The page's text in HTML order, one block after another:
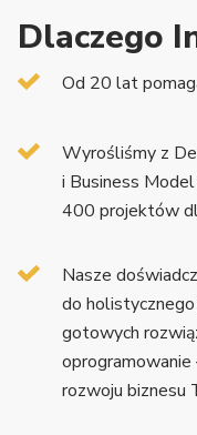
Dlaczego
Od 20 lat
Wyrośliśmy z
i Business
400 projektów
Nasze
do
gotowych
rozwoju biznesu